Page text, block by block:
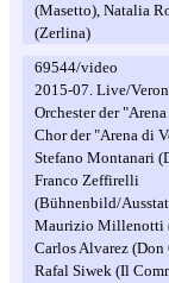
(Masetto), Natalia
(Zerlina)
69544/video
2015-07. Live/
Orchester der
Chor der "Arena di
Stefano Montanari
Franco Zeffirelli
(Bühnenbild/
Maurizio Millenotti
Carlos Alvarez
Rafal Siwek (Il